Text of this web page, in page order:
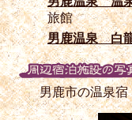
旅館
男鹿温泉 白
男鹿市の温泉宿